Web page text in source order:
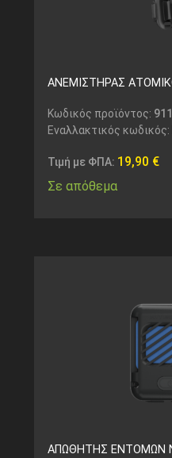
ΑΝΕΜΙΣΤΗΡΑΣ
Κωδικός προϊόντος:
Εναλλακτικός κωδικός:
Τιμή με ΦΠΑ: 19,90 €
Σε απόθεμα
ΑΠΩΘΗΤΗΣ ΕΝΤΟΜΩΝ